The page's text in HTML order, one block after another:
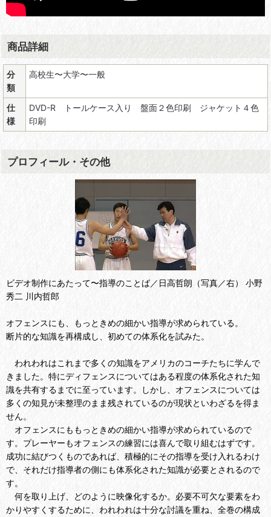
商品詳細
分
類
高校生〜大学〜一般
仕
様
DVD-R トールケース入り 盤面２色印刷 ジャケット４色
印刷
プロフィール・その他
ビデオ制作にあたって〜指導のことば／日高哲朗（写真／右） 小野
秀二 川内哲郎
オフェンスにも、もっときめの細かい指導が求められている。
断片的な知識を再構成し、初めての体系化を試みた。
われわれはこれまで多くの知識をアメリカのコーチたちに学んで
きました。特にディフェンスについてはある程度の体系化された知
識を共有するまでに至っています。しかし、オフェンスについては
多くの知見が未整理のまま残されているのが現状といわざるを得ま
せん。
オフェンスにももっときめの細かい指導が求められているので
す。プレーヤーもオフェンスの練習には喜んで取り組むはずです。
成功に結びつくものであれば、積極的にその指導を受け入れるわけ
で、それだけ指導者の側にも体系化された知識が必要とされるので
す。
何を取り上げ、どのように映像化するか。必要不可欠な要素をわ
かりやすくするために、われわれは十分な討議を重ね、全巻の構成